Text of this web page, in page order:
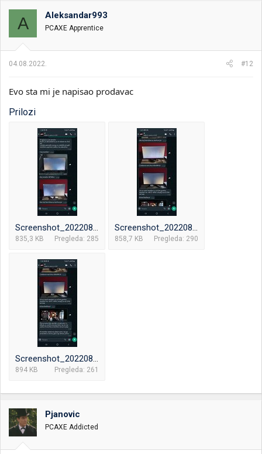
A Aleksandar993
PCAXE Apprentice
04.08.2022. #12
Evo sta mi je napisao prodavac
Prilozi
835,3 KB Pregleda: 285 858,7 KB Pregleda: 290
894 KB Pregleda: 261
Pjanovic
PCAXE Addicted